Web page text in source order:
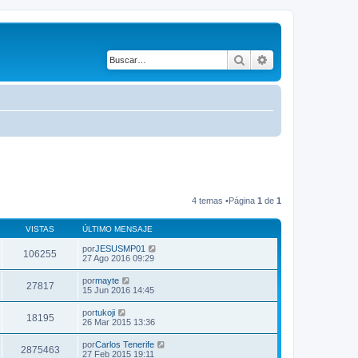
Buscar
4 temas •Página 1 de 1
VISTAS ÚLTIMO MENSAJE
106255 porJESUSMP01
27 Ago 2016 09:29
27817 pormayte
15 Jun 2016 14:45
18195 portukoji
26 Mar 2015 13:36
2875463 porCarlos Tenerife
27 Feb 2015 19:11